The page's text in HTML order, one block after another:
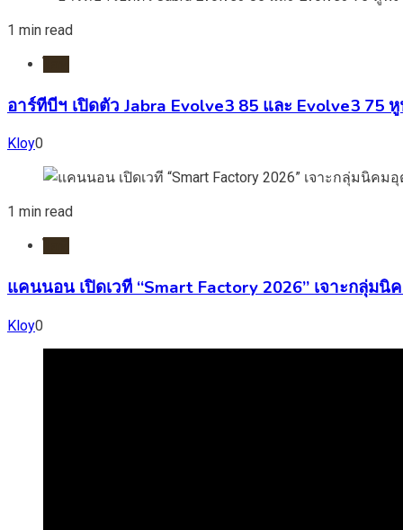
1 min read
อาร์ทีบีฯ เปิดตัว Jabra Evolve3 85 และ Evolve3
Kloy0
1 min read
แคนนอน เปิดเวที “Smart Factory 2026” เจาะกลุ่
Kloy0